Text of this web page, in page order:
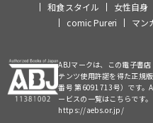
和食スタイル
女性自身
comic Pureri
マン
ABJマークは、この電子書
テンツ使用許諾を得た正規
番号 第6091713号）です。
ービスの一覧はこちらです。
https://aebs.or.jp/